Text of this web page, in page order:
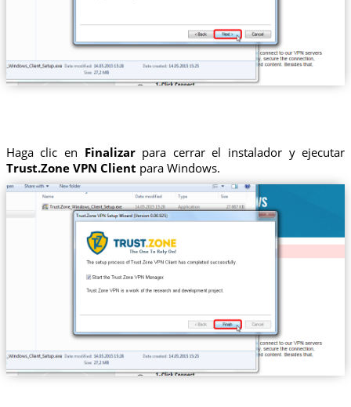
Haga clic en Finalizarpara cerrar el instalador y ejecutar
Trust.Zone VPN Client para Windows.